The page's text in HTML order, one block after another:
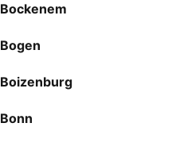
Bockenem
Bogen
Boizenburg
Bonn